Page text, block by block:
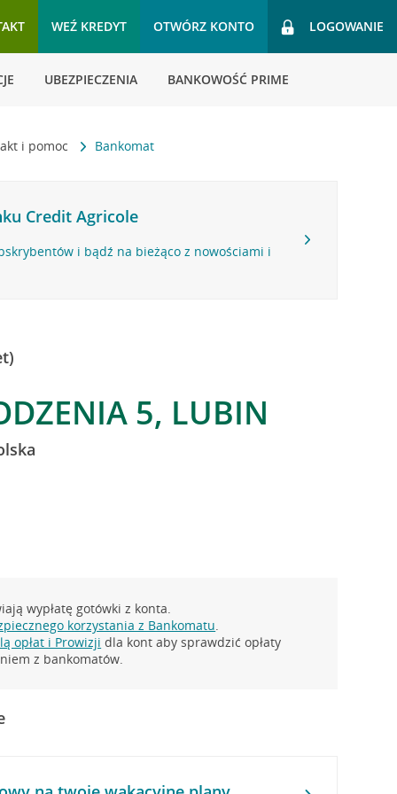
WEŹ KREDYT OTWÓRZ KONTO LOGOWANIE
UBEZPIECZENIA BANKOWOŚĆ PRIME
i pomoc Bankomat
Credit Agricole
i bądź na bieżąco z nowościami i
5, LUBIN
wypłatę gotówki z konta.
korzystania z Bankomatu.
opłat i Prowizji dla kont aby sprawdzić opłaty
z bankomatów.